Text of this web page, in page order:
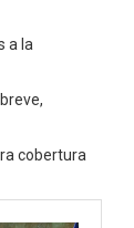
a la
cobertura